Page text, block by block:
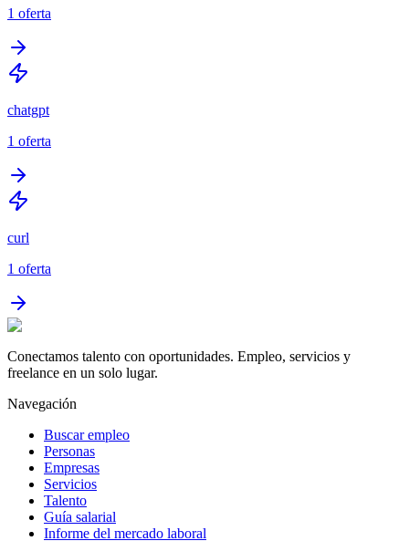
1 oferta
chatgpt
1 oferta
curl
1 oferta
Conectamos talento con oportunidades. Empleo, servicios y
freelance en un solo lugar.
Navegación
Buscar empleo
Personas
Empresas
Servicios
Talento
Guía salarial
Informe del mercado laboral